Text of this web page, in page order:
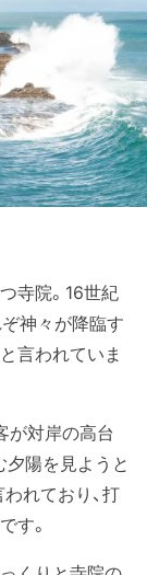
寺院。16世紀
ぞ神々が降臨す
言われていま
が対岸の高台
陽を見ようと
れており、打
す。